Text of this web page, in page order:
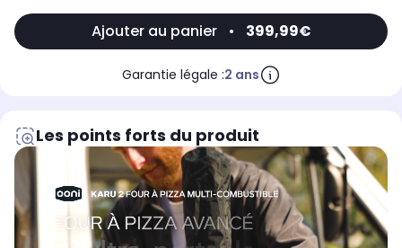
Ajouter au panier • 399,99€
Garantie légale :2 ans
Les points forts du produit